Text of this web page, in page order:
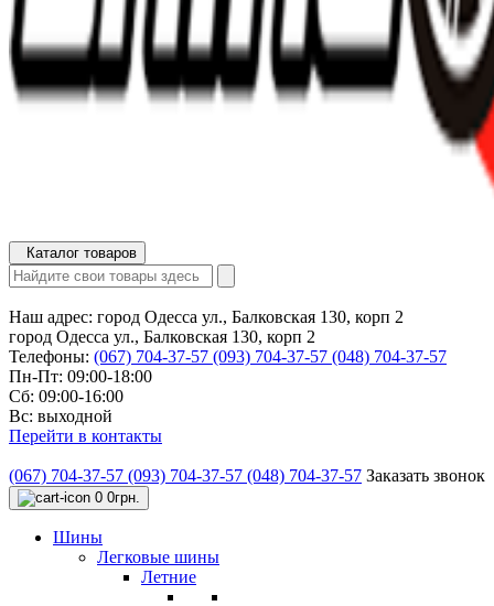
Каталог товаров
Наш адрес: город Одесса ул., Балковская 130, корп 2
город Одесса ул., Балковская 130, корп 2
Телефоны: (067) 704-37-57 (093) 704-37-57 (048) 704-37-57
Пн-Пт: 09:00-18:00
Сб: 09:00-16:00
Вс: выходной
Перейти в контакты
(067) 704-37-57 (093) 704-37-57 (048) 704-37-57 Заказать звонок
0 0грн.
Шины
Легковые шины
Летние